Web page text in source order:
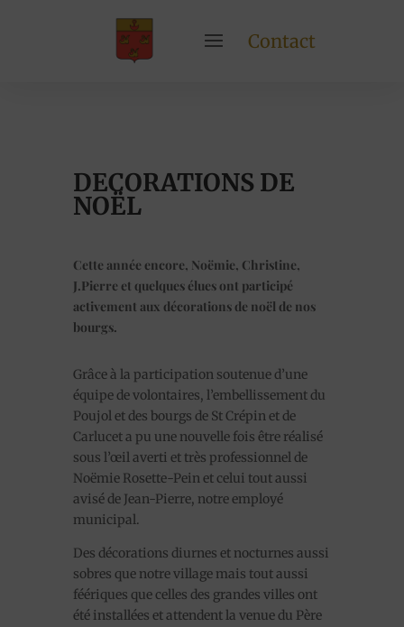
Contact
DECORATIONS DE
NOËL
Cette année encore, Noëmie, Christine,
J.Pierre et quelques élues ont participé
activement aux décorations de noël de nos
bourgs.
Grâce à la participation soutenue d’une
équipe de volontaires, l’embellissement du
Poujol et des bourgs de St Crépin et de
Carlucet a pu une nouvelle fois être réalisé
sous l’œil averti et très professionnel de
Noëmie Rosette-Pein et celui tout aussi
avisé de Jean-Pierre, notre employé
municipal.
Des décorations diurnes et nocturnes aussi
sobres que notre village mais tout aussi
féériques que celles des grandes villes ont
été installées et attendent la venue du Père